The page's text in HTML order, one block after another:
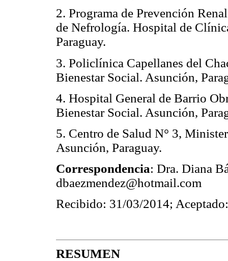
2. Programa de Prevención
de Nefrología. Hospital de
Paraguay.
3. Policlínica Capellanes del
Bienestar Social. Asunción,
4. Hospital General de Barrio
Bienestar Social. Asunción,
5. Centro de Salud N° 3,
Asunción, Paraguay.
Correspondencia: Dra. Diana
dbaezmendez@hotmail.com
Recibido: 31/03/2014;
RESUMEN